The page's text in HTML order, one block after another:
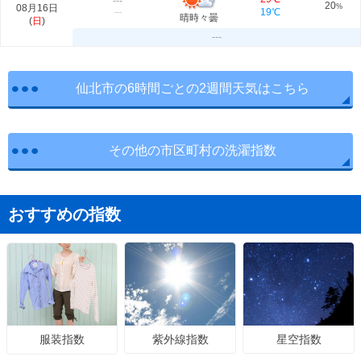
08月16日
(日 )
---
晴時々曇
19℃
20%
---
仙北市の6時間ごとの2週間天気はこちら
その他の市区町村の洗濯指数
おすすめの指数
服装指数 紫外線指数 星空指数